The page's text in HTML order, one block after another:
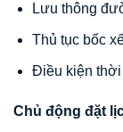
Lưu thông
Thủ tục bốc
Điều kiện
Chủ động đặt